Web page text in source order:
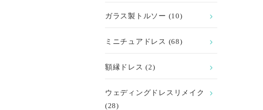
ガラス製トルソー (10)
ミニチュアドレス (68)
額縁ドレス (2)
ウェディングドレスリメイク
(28)